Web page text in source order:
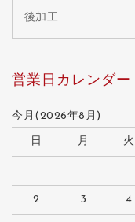
後加工
営業日カレンダー
今月(2026年8月)
日 月 火
2 3 4